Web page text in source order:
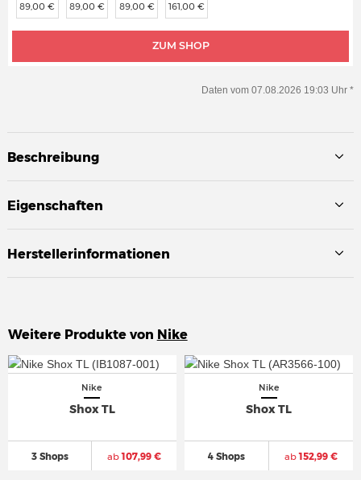
ZUM SHOP
89,00 € 89,00 € 89,00 € 161,00 €
Daten vom 07.08.2026 19:03 Uhr *
Beschreibung
Eigenschaften
Herstellerinformationen
Weitere Produkte von Nike
Nike
Shox TL
3 Shops ab107,99 €
Nike
Shox TL
4 Shops ab152,99 €